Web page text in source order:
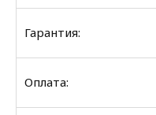
Гарантия:
Оплата: